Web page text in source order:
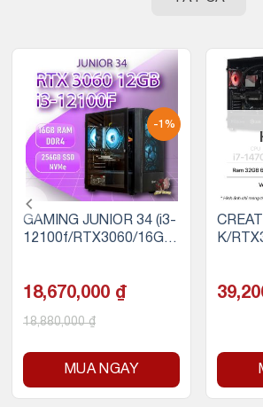
-1%
GAMING JUNIOR 34 (i3-
12100f/RTX3060/16GB
18,670,000 ₫
18,880,000₫
MUA NGAY
K/